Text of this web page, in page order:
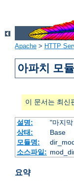
Apache > HTTP
아파치 모
이 문서는 최신
설명:
"마지
상태:
Base
모듈명:
소스파일:
요약